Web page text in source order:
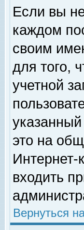
Если вы
каждом
своим
для того,
учетной
это на
Интернет-
входить
Вернуться